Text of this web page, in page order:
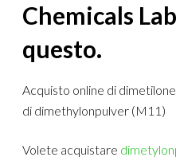
Chemicals
questo.
Acquisto online di
di dimethylonpulver (M11)
Volete acquistare